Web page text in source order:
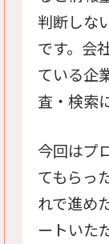
判断しな
です。会
ている企
査・検索
今回はプ
てもらっ
れで進め
ートいた